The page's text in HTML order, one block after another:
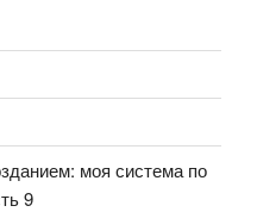
моя система по
9